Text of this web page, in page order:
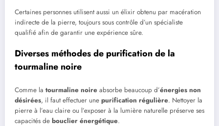
Certaines personnes utilisent aussi un élixir obtenu par macération
indirecte de la pierre, toujours sous contrôle d’un spécialiste
qualifié afin de garantir une expérience sûre.
Diverses méthodes de purification de la
tourmaline noire
Comme la tourmaline noire absorbe beaucoup d’énergies non
désirées, il faut effectuer une purification régulière. Nettoyer la
pierre à l’eau claire ou l’exposer à la lumière naturelle préserve ses
capacités de bouclier énergétique.